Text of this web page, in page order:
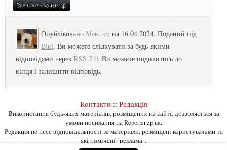
Опубліковано Максим на 16 04 2024. Поданий під
Вікі. Ви можете слідкувати за будь-якими
відповідями через RSS 2.0. Ви можете подивитись до
кінця і залишити відповідь.
Контакти:: Редакція
Використання будь-яких матеріалів, розміщених на сайті, дозволяється за
умови посилання на Reporter.zp.ua.
Редакція не несе відповідальності за матеріали, розміщені користувачами та
які помічені "реклама".